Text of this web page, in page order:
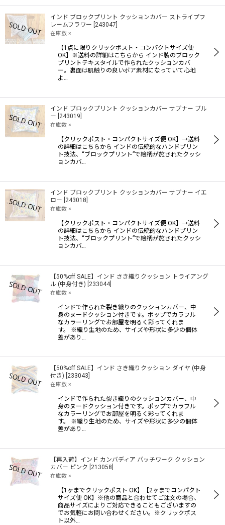
インド ブロックプリント クッションカバー ストライプフ
レームフラワー 243047
在庫数 ×
【1点に限りクリックポスト・コンパクトサイズ便
OK】※送料の詳細はこちらから インド製のブロック
プリントテキスタイルで作られたクッションカバ
ー。裏面は肌触りの良いボア素材になっていて心地
よ…
インド ブロックプリント クッションカバー サプナー ブル
ー 243019
在庫数 ×
【クリックポスト・コンパクトサイズ便 OK】→送料
の詳細はこちらから インドの伝統的なハンドプリン
ト技法、“ブロックプリント”で絵柄が施されたクッシ
ョンカバ…
インド ブロックプリント クッションカバー サプナー イエ
ロー 243018
在庫数 ×
【クリックポスト・コンパクトサイズ便 OK】→送料
の詳細はこちらから インドの伝統的なハンドプリン
ト技法、“ブロックプリント”で絵柄が施されたクッシ
ョンカバ…
【50%off SALE】インド さき織りクッション トライアング
ル (中身付き) 233044]
在庫数 ×
インドで作られた裂き織りのクッションカバー、中
身のヌードクッション付きです。ポップでカラフル
なカラーリングでお部屋を明るく彩ってくれま
す。 ※織り生地のため、サイズや形状に多少の個体
差があり…
【50%off SALE】インド さき織りクッション ダイヤ (中身
付き) 233043
在庫数 ×
インドで作られた裂き織りのクッションカバー、中
身のヌードクッション付きです。ポップでカラフル
なカラーリングでお部屋を明るく彩ってくれま
す。 ※織り生地のため、サイズや形状に多少の個体
差があり…
【再入荷】インド カンバディア パッチワーク クッション
カバー ピンク 213058
在庫数 ×
【1ヶまでクリックポスト OK】【2ヶまでコンパクト
サイズ便 OK】※他の商品と合わせてご注文の場合、
商品サイズによりご対応できることもございますの
でお気軽にお問い合わせください。※クリックポス
ト以外…